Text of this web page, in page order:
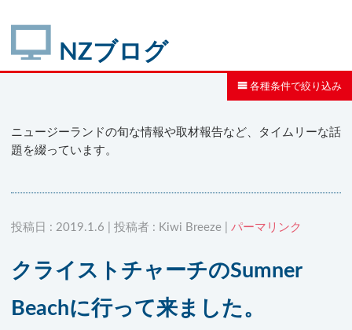
NZブログ
各種条件で絞り込み
ニュージーランドの旬な情報や取材報告など、タイムリーな話
題を綴っています。
投稿日 : 2019.1.6 | 投稿者 : Kiwi Breeze | パーマリンク
クライストチャーチのSumner
Beachに行って来ました。